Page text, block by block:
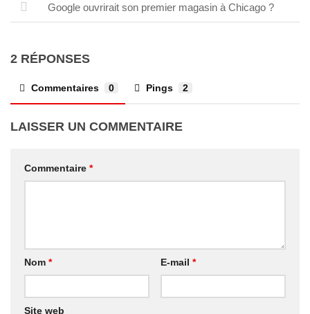
Google ouvrirait son premier magasin à Chicago ?
2 RÉPONSES
Commentaires 0 Pings 2
LAISSER UN COMMENTAIRE
Commentaire *
Nom * E-mail *
Site web